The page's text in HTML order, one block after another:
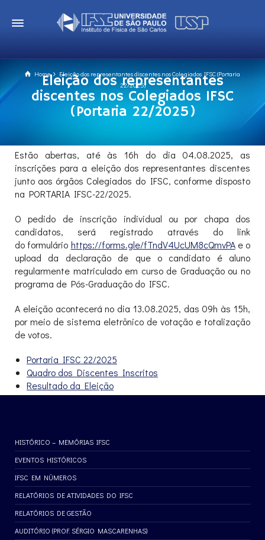
Home
Eleição dos representantes discentes nos Colegiados IFSC (Portaria
22/2025)
Eleição dos representantes
discentes nos Colegiados IFSC
(Portaria 22/2025)
Estão abertas, até às 16h do dia 04.08.2025, as
inscrições para a eleição dos representantes discentes
junto aos órgãos Colegiados do IFSC, conforme disposto
na PORTARIA IFSC-22/2025.
O pedido de inscrição individual ou por chapa dos
candidatos, será registrado através do link
do formulário https://forms.gle/fTndV4UcUM8cQmvPAe o
upload da declaração de que o candidato é aluno
regularmente matriculado em curso de Graduação ou no
programa de Pós-Graduação do IFSC.
A eleição acontecerá no dia 13.08.2025, das 09h às 15h,
por meio de sistema eletrônico de votação e totalização
de votos.
Portaria IFSC 22/2025
Quadro dos Discentes Inscritos
Resultado da Eleição
HISTÓRICO – MEMÓRIAS IFSC
EVENTOS HISTÓRICOS
IFSC EM NÚMEROS
RELATÓRIOS DE ATIVIDADES DO IFSC
RELATÓRIOS DE GESTÃO
AUDITÓRIO (PROF. SÉRGIO MASCARENHAS)